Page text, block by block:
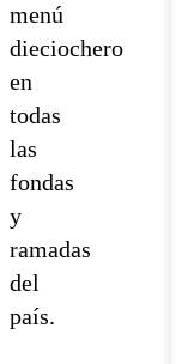
menú
dieciochero
en
todas
las
fondas
y
ramadas
del
país.